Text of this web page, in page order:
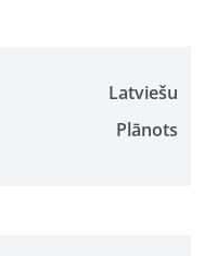
Latviešu
Plānots